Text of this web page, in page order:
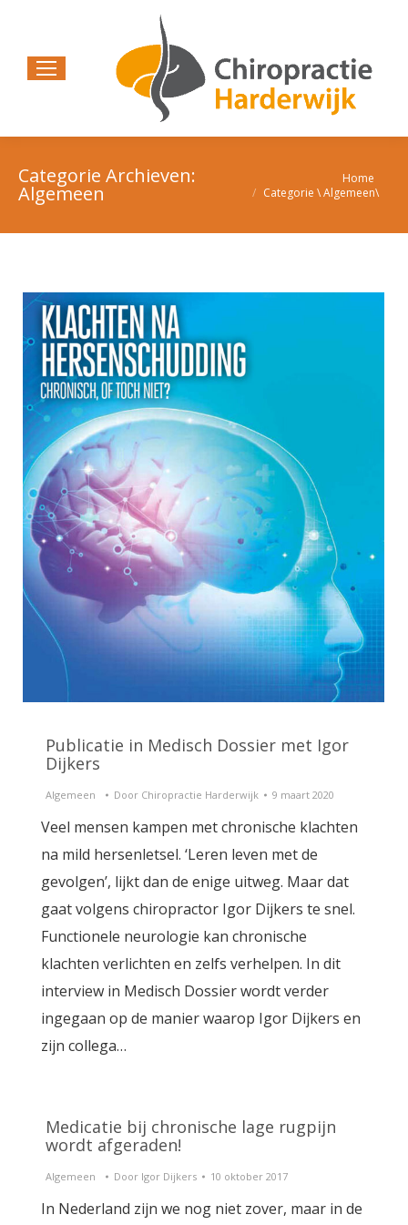
Categorie Archieven:
Algemeen
Home
Categorie \ Algemeen\
Publicatie in Medisch Dossier met Igor
Dijkers
Algemeen Door Chiropractie Harderwijk 9 maart 2020
Veel mensen kampen met chronische klachten
na mild hersenletsel. ‘Leren leven met de
gevolgen’, lijkt dan de enige uitweg. Maar dat
gaat volgens chiropractor Igor Dijkers te snel.
Functionele neurologie kan chronische
klachten verlichten en zelfs verhelpen. In dit
interview in Medisch Dossier wordt verder
ingegaan op de manier waarop Igor Dijkers en
zijn collega…
Medicatie bij chronische lage rugpijn
wordt afgeraden!
Algemeen Door Igor Dijkers 10 oktober 2017
In Nederland zijn we nog niet zover, maar in de